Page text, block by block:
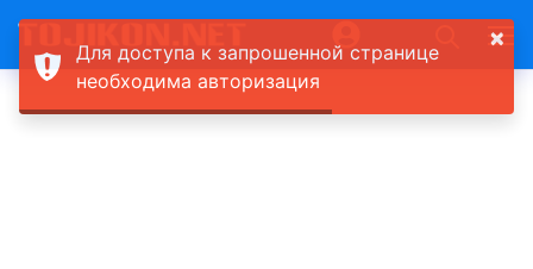
×
Для доступа к запрошенной странице
необходима авторизация